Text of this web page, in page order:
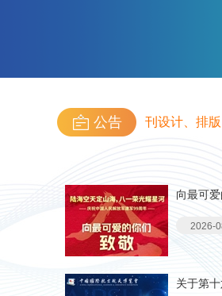
公告
第十六届中国航展会刊设计、排版、
向最可爱
2026-
关于第